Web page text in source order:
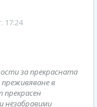
17:24
за прекрасната
преживяване в
незабравими